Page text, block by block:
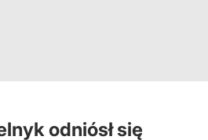
odniósł się